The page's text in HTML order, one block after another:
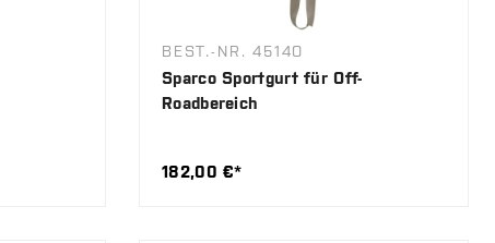
BEST.-NR. 4514O
Sparco Sportgurt für Off-
Roadbereich
182,00 €*